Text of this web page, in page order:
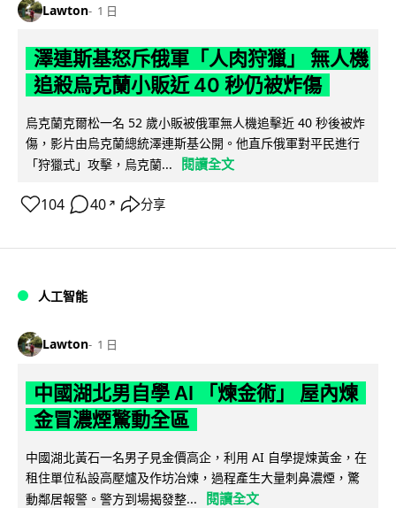
Lawton 1 日
澤連斯基怒斥俄軍「人肉狩獵」 無人機
追殺烏克蘭小販近 40 秒仍被炸傷
烏克蘭克爾松一名 52 歲小販被俄軍無人機追擊近 40 秒後被炸
傷，影片由烏克蘭總統澤連斯基公開。他直斥俄軍對平民進行
「狩獵式」攻擊，烏克蘭...
閱讀全文
104 40 ↗ 分享
人工智能
Lawton 1 日
中國湖北男自學 AI 「煉金術」 屋內煉
金冒濃煙驚動全區
中國湖北黃石一名男子見金價高企，利用 AI 自學提煉黃金，在
租住單位私設高壓爐及作坊冶煉，過程產生大量刺鼻濃煙，驚
動鄰居報警。警方到場揭發整...
閱讀全文